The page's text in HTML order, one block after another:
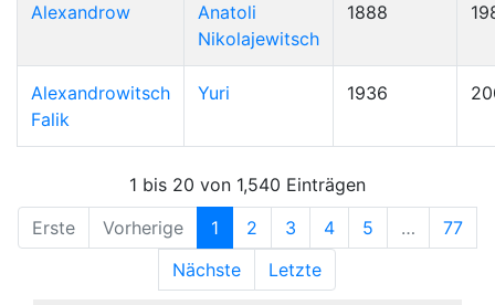
Alexandrow
Anatoli
Nikolajewitsch
1888
Alexandrowitsch
Falik
Yuri 1936
1 bis 20 von 1,540 Einträgen
Erste
Vorherige 1 2 3 4 5 …
77
Nächste
Letzte